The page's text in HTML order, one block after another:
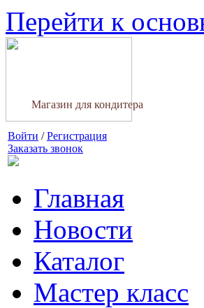
Перейти к
Магазин для кондитера
Войти /Регистрация
Заказать звонок
Главная
Новости
Каталог
Мастер класс